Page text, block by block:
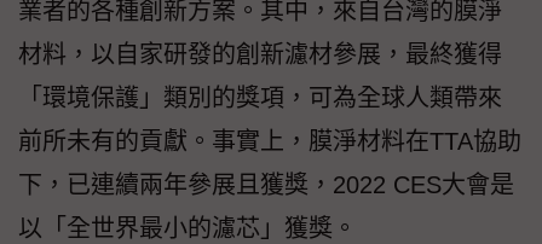
業者的各種創新方案。其中，來自台灣的膜淨
材料，以自家研發的創新濾材參展，最終獲得
「環境保護」類別的獎項，可為全球人類帶來
前所未有的貢獻。事實上，膜淨材料在TTA協助
下，已連續兩年參展且獲獎，2022 CES大會是
以「全世界最小的濾芯」獲獎。